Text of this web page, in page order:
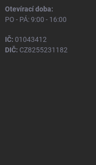
Otevírací doba:
PO - PÁ: 9:00 - 16:00
IČ: 01043412
DIČ: CZ8255231182